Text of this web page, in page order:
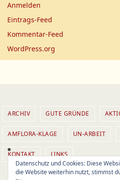
Anmelden
Eintrags-Feed
Kommentar-Feed
WordPress.org
ARCHIV GUTE GRÜNDE
AMFLORA-KLAGE UN-ARBEIT
KONTAKT LINKS
(c) 2014 Aktion
Datenschutz und Cookies: Diese
die Website weiterhin nutzt, stimmst